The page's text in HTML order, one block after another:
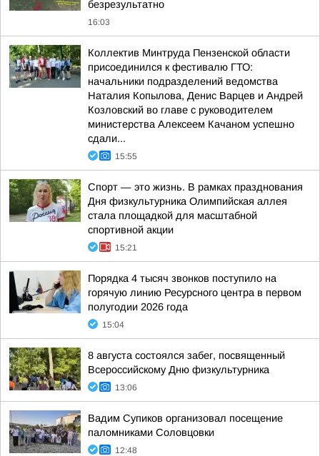
безрезультатно
16:03
Коллектив Минтруда Пензенской области
присоединился к фестивалю ГТО:
начальники подразделений ведомства
Наталия Копылова, Денис Варцев и Андрей
Козловский во главе с руководителем
министерства Алексеем Качаном успешно
сдали...
15:55
Спорт — это жизнь. В рамках празднования
Дня физкультурника Олимпийская аллея
стала площадкой для масштабной
спортивной акции
15:21
Порядка 4 тысяч звонков поступило на
горячую линию Ресурсного центра в первом
полугодии 2026 года
15:04
8 августа состоялся забег, посвященный
Всероссийскому Дню физкультурника
13:06
Вадим Супиков организовал посещение
паломниками Соловцовки
12:48